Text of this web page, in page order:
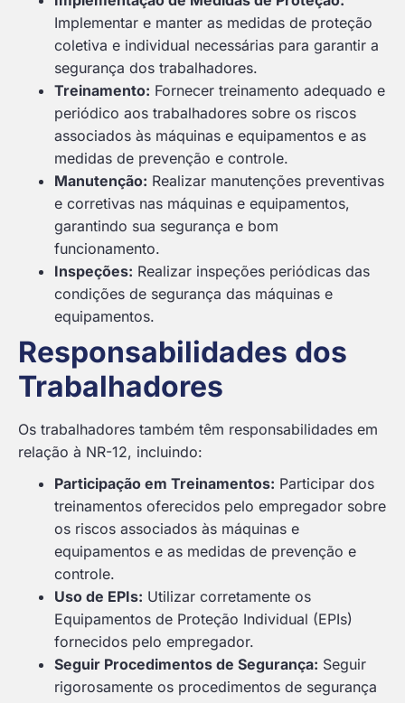
Implementar e manter as medidas de proteção
coletiva e individual necessárias para garantir a
segurança dos trabalhadores.
Treinamento: Fornecer treinamento adequado e
periódico aos trabalhadores sobre os riscos
associados às máquinas e equipamentos e as
medidas de prevenção e controle.
Manutenção: Realizar manutenções preventivas
e corretivas nas máquinas e equipamentos,
garantindo sua segurança e bom
funcionamento.
Inspeções: Realizar inspeções periódicas das
condições de segurança das máquinas e
equipamentos.
Responsabilidades dos
Trabalhadores
Os trabalhadores também têm responsabilidades em
relação à NR-12, incluindo:
Participação em Treinamentos: Participar dos
treinamentos oferecidos pelo empregador sobre
os riscos associados às máquinas e
equipamentos e as medidas de prevenção e
controle.
Uso de EPIs: Utilizar corretamente os
Equipamentos de Proteção Individual (EPIs)
fornecidos pelo empregador.
Seguir Procedimentos de Segurança: Seguir
rigorosamente os procedimentos de segurança